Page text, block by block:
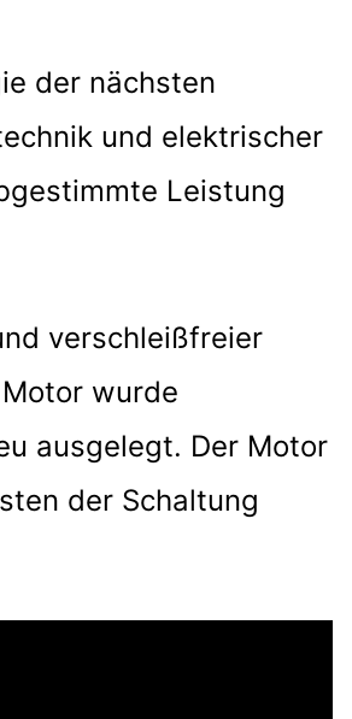
der nächsten
und elektrischer
Leistung
verschleißfreier
wurde
ausgelegt. Der Motor
der Schaltung